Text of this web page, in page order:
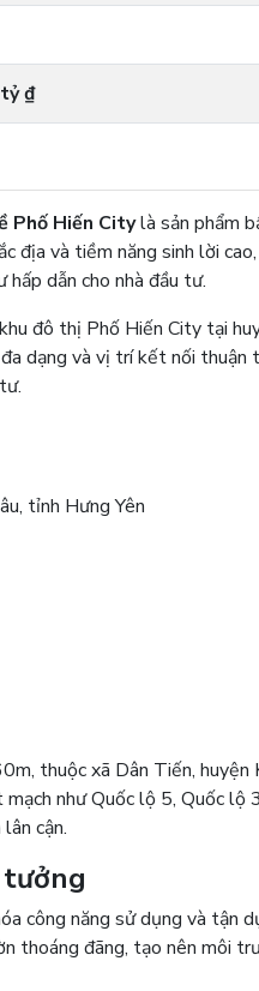
₫
Phố Hiến Citylà sản phẩm
địa và tiềm năng sinh lời
dẫn cho nhà đầu tư.
đô thị Phố Hiến City tại
dạng và vị trí kết nối thuận
tỉnh Hưng Yên
thuộc xã Dân Tiến, huyện
như Quốc lộ 5, Quốc lộ
cận.
công năng sử dụng và tận
thoáng đãng, tạo nên môi